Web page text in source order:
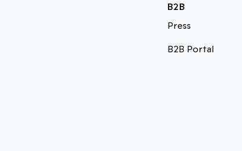
B2B
Press
B2B Portal